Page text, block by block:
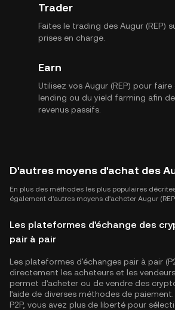
Trader
Faites le trading des Augur (REP)
prises en charge.
Earn
Utilisez vos Augur (REP) pour
lending ou du yield farming afin
revenus passifs.
D'autres moyens d'achat des
En plus des méthodes les plus populaires
également d'autres moyens d'acheter Augur
Les plateformes d'échange des
pair à pair
Les plateformes d'échanges pair à pair
directement les acheteurs et les
permet d’acheter ou de vendre des
l’aide de diverses méthodes de
P2P, vous avez plus de liberté pour